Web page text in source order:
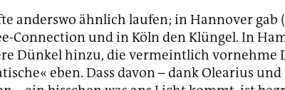
anderswo ähnlich laufen; in Hannover gab
Connection und in Köln den Klüngel. In
Dünkel hinzu, die vermeintlich vornehme
eben. Dass davon – dank Olearius